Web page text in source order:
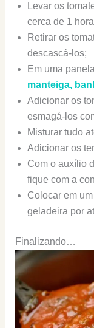
Levar os
cerca de 1
Retirar os
descascá-los;
Em uma
manteiga,
Adicionar os
esmagá-los
Misturar tudo
Adicionar os
Com o auxílio
fique com a
Colocar em
geladeira por
Finalizando…